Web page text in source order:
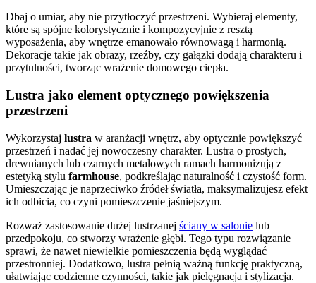
Dbaj o umiar, aby nie przytłoczyć przestrzeni. Wybieraj elementy,
które są spójne kolorystycznie i kompozycyjnie z resztą
wyposażenia, aby wnętrze emanowało równowagą i harmonią.
Dekoracje takie jak obrazy, rzeźby, czy gałązki dodają charakteru i
przytulności, tworząc wrażenie domowego ciepła.
Lustra jako element optycznego powiększenia
przestrzeni
Wykorzystaj lustra w aranżacji wnętrz, aby optycznie powiększyć
przestrzeń i nadać jej nowoczesny charakter. Lustra o prostych,
drewnianych lub czarnych metalowych ramach harmonizują z
estetyką stylu farmhouse, podkreślając naturalność i czystość form.
Umieszczając je naprzeciwko źródeł światła, maksymalizujesz efekt
ich odbicia, co czyni pomieszczenie jaśniejszym.
Rozważ zastosowanie dużej lustrzanej ściany w salonie lub
przedpokoju, co stworzy wrażenie głębi. Tego typu rozwiązanie
sprawi, że nawet niewielkie pomieszczenia będą wyglądać
przestronniej. Dodatkowo, lustra pełnią ważną funkcję praktyczną,
ułatwiając codzienne czynności, takie jak pielęgnacja i stylizacja.